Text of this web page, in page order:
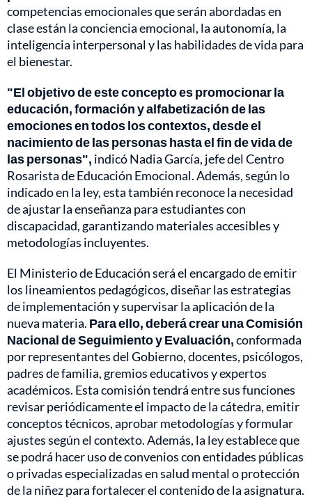
competencias emocionales que serán abordadas en
clase están la conciencia emocional, la autonomía, la
inteligencia interpersonal y las habilidades de vida para
el bienestar.
"El objetivo de este concepto es promocionar la
educación, formación y alfabetización de las
emociones en todos los contextos, desde el
nacimiento de las personas hasta el fin de vida de
las personas", indicó Nadia García, jefe del Centro
Rosarista de Educación Emocional. Además, según lo
indicado en la ley, esta también reconoce la necesidad
de ajustar la enseñanza para estudiantes con
discapacidad, garantizando materiales accesibles y
metodologías incluyentes.
El Ministerio de Educación será el encargado de emitir
los lineamientos pedagógicos, diseñar las estrategias
de implementación y supervisar la aplicación de la
nueva materia. Para ello, deberá crear una Comisión
Nacional de Seguimiento y Evaluación,conformada
por representantes del Gobierno, docentes, psicólogos,
padres de familia, gremios educativos y expertos
académicos. Esta comisión tendrá entre sus funciones
revisar periódicamente el impacto de la cátedra, emitir
conceptos técnicos, aprobar metodologías y formular
ajustes según el contexto. Además, la ley establece que
se podrá hacer uso de convenios con entidades públicas
o privadas especializadas en salud mental o protección
de la niñez para fortalecer el contenido de la asignatura.